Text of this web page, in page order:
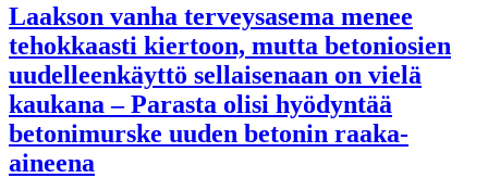
Laakson vanha terveysasema menee
tehokkaasti kiertoon, mutta betoniosien
uudelleenkäyttö sellaisenaan on vielä
kaukana – Parasta olisi hyödyntää
betonimurske uuden betonin raaka-
aineena